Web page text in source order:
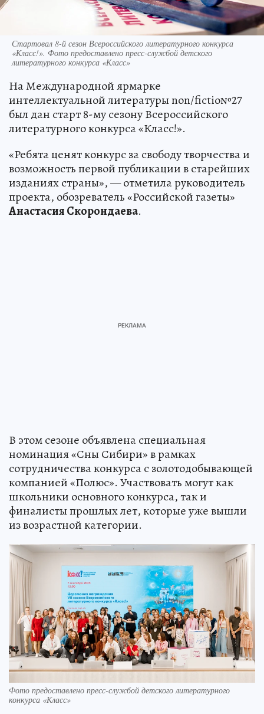
Стартовал 8-й сезон Всероссийского литературного конкурса
«Класс!». Фото предоставлено пресс-службой детского
литературного конкурса «Класс»
На Международной ярмарке
интеллектуальной литературы non/fictio№27
был дан старт 8-му сезону Всероссийского
литературного конкурса «Класс!».
«Ребята ценят конкурс за свободу творчества и
возможность первой публикации в старейших
изданиях страны», — отметила руководитель
проекта, обозреватель «Российской газеты»
Анастасия Скорондаева.
В этом сезоне объявлена специальная
номинация «Сны Сибири» в рамках
сотрудничества конкурса с золотодобывающей
компанией «Полюс». Участвовать могут как
школьники основного конкурса, так и
финалисты прошлых лет, которые уже вышли
из возрастной категории.
Фото предоставлено пресс-службой детского литературного
конкурса «Класс»